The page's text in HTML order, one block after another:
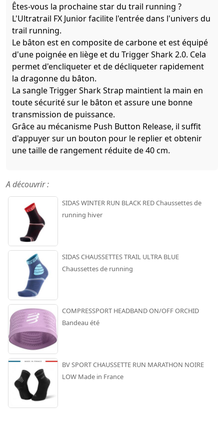
Êtes-vous la prochaine star du trail running ?
L'Ultratrail FX Junior facilite l'entrée dans l'univers du
trail running.
Le bâton est en composite de carbone et est équipé
d'une poignée en liège et du Trigger Shark 2.0. Cela
permet d'encliqueter et de décliqueter rapidement
la dragonne du bâton.
La sangle Trigger Shark Strap maintient la main en
toute sécurité sur le bâton et assure une bonne
transmission de puissance.
Grâce au mécanisme Push Button Release, il suffit
d'appuyer sur un bouton pour le replier et obtenir
une taille de rangement réduite de 40 cm.
A découvrir :
SIDAS WINTER RUN BLACK RED Chaussettes de
running hiver
SIDAS CHAUSSETTES TRAIL ULTRA BLUE
Chaussettes de running
COMPRESSPORT HEADBAND ON/OFF ORCHID
Bandeau été
BV SPORT CHAUSSETTE RUN MARATHON NOIRE
LOW Made in France